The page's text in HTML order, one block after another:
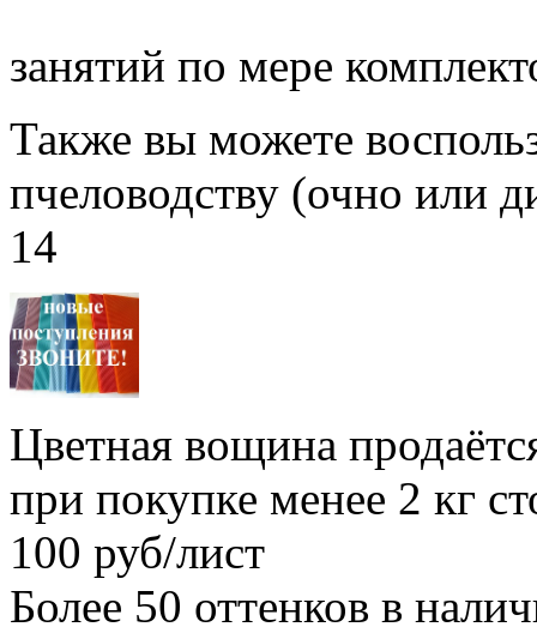
занятий по мере
Также вы можете
пчеловодству (очно или
14
Цветная вощина
при покупке менее 2 кг
100 руб/лист
Более 50 оттенков в